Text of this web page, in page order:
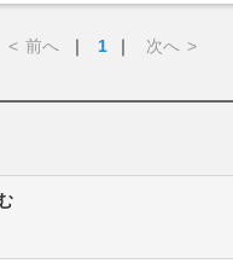
< 前へ ｜ 1 ｜ 次へ >